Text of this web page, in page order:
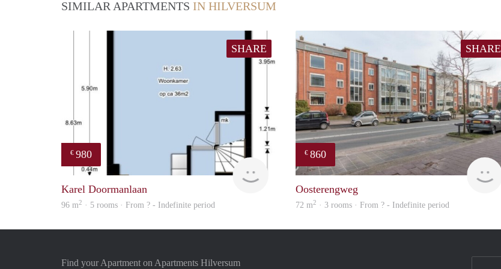
SIMILAR APARTMENTS IN HILVERSUM
SHARE
€ 980
Karel Doormanlaan
96 m2 · 5 rooms · From ? - Indefinite period
SHARE
€ 860
Oosterengweg
72 m2 · 3 rooms · From ? - Indefinite period
Find your Apartment on Apartments Hilversum